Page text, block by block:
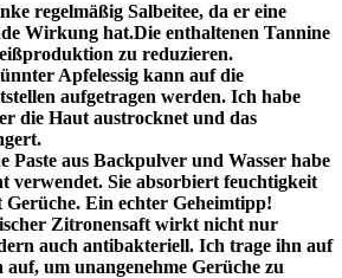
regelmäßig Salbeitee, da er eine
Wirkung hat.Die enthaltenen Tannine
zu reduzieren.
Apfelessig kann auf die
aufgetragen werden. Ich habe
die Haut austrocknet ​und ‌das
Paste aus Backpulver und Wasser‌ habe
‍verwendet. Sie absorbiert feuchtigkeit
Ein⁢ echter Geheimtipp!
Zitronensaft ‌wirkt⁤ nicht nur
auch antibakteriell. Ich trage ihn auf
⁤auf, um unangenehme⁤ Gerüche ⁢zu